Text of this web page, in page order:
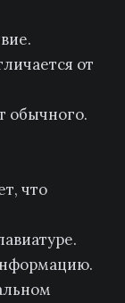
от
обычного.
что